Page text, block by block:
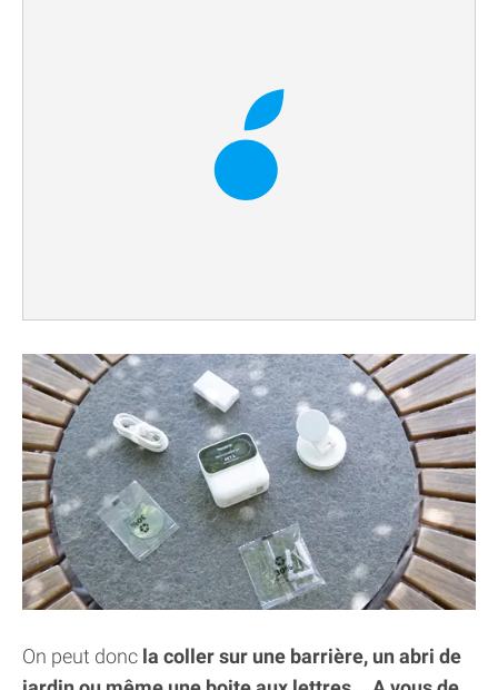
On peut donc la coller sur une barrière, un abri de